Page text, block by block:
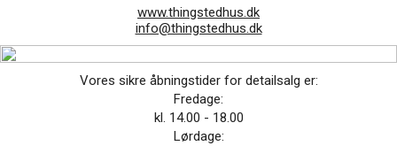
www.thingstedhus.dk
info@thingstedhus.dk
Vores sikre åbningstider for detailsalg er:
Fredage:
kl. 14.00 - 18.00
Lørdage: